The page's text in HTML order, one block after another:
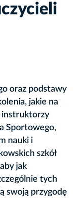
oraz podstawy
jakie na
instruktorzy
Sportowego,
nauki i
szkół
jak
tych
swoją przygodę